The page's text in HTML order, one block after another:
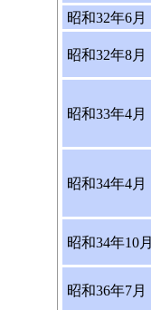
昭和32年6月
昭和32年8月
昭和33年4月
昭和34年4月
昭和34年10月
昭和36年7月